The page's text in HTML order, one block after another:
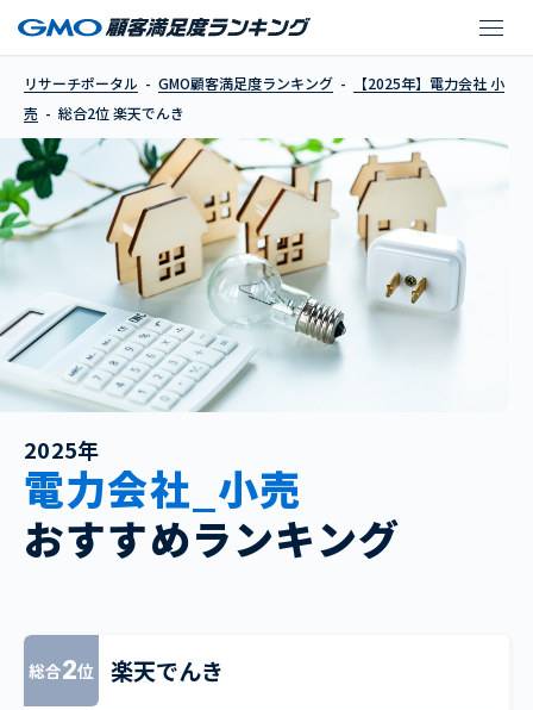
リサーチポータル GMO顧客満足度ランキング
【2025年】電力会社 小
売
総合2位 楽天でんき
2025年
電力会社_小売
おすすめランキング
総合2位 楽天でんき